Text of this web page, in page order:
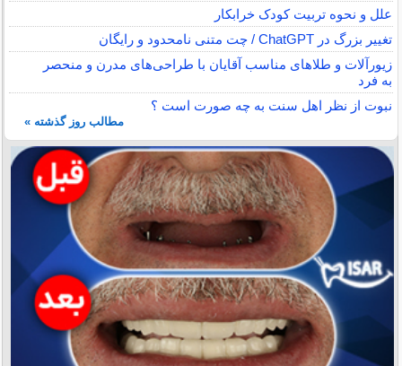
علل و نحوه تربیت کودک خرابکار
تغییر بزرگ در ChatGPT / چت متنی نامحدود و رایگان
زیورآلات و طلاهای مناسب آقایان با طراحی‌های مدرن و منحصر
به فرد
نبوت از نظر اهل سنت به چه صورت است ؟
مطالب روز گذشته »